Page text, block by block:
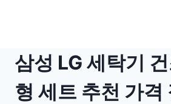
삼성 LG 세탁기
형 세트 추천 가격